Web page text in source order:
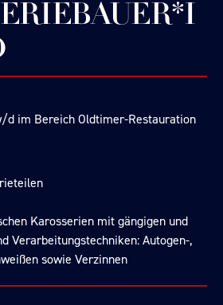
im Bereich Oldtimer-Restauration
Karosserien mit gängigen und
Verarbeitungstechniken: Autogen-,
sowie Verzinnen